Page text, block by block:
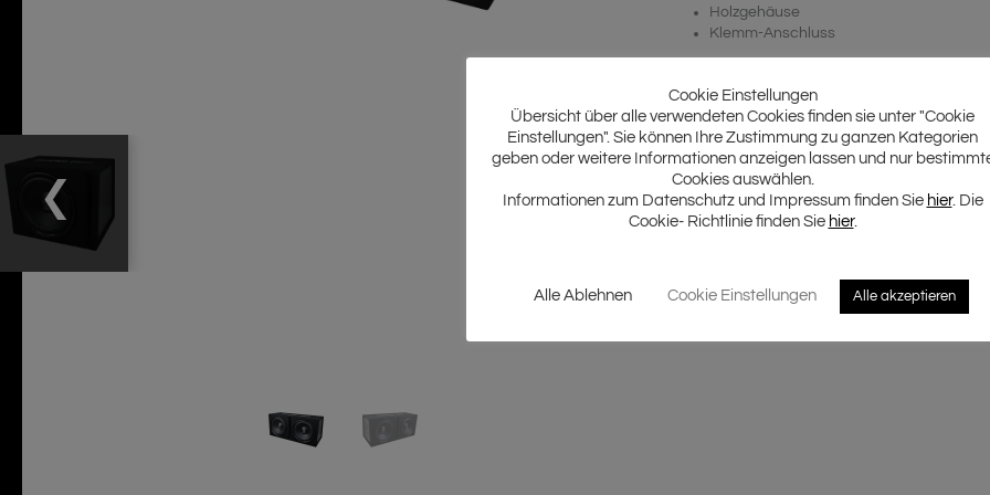
Holzgehäuse
Klemm-Anschluss
Cookie Einstellungen
Übersicht über alle verwendeten Cookies finden sie unter "Cookie
Einstellungen". Sie können Ihre Zustimmung zu ganzen Kategorien
geben oder weitere Informationen anzeigen lassen und nur
Cookies auswählen.
Informationen zum Datenschutz und Impressum finden Sie hier. Die
Cookie- Richtlinie finden Sie hier.
Alle Ablehnen Cookie Einstellungen Alle akzeptieren